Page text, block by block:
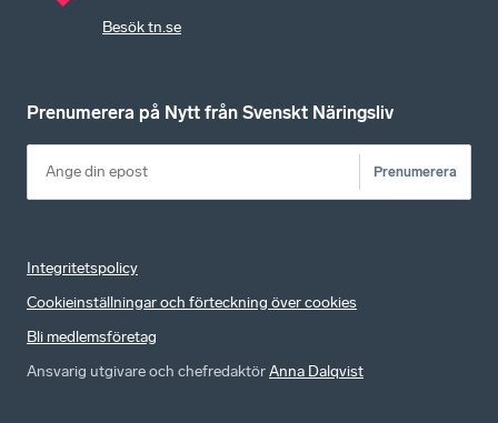
Besök tn.se
Prenumerera på Nytt från Svenskt Näringsliv
Prenumerera
Integritetspolicy
Cookieinställningar och förteckning över cookies
Bli medlemsföretag
Ansvarig utgivare och chefredaktörAnna Dalqvist